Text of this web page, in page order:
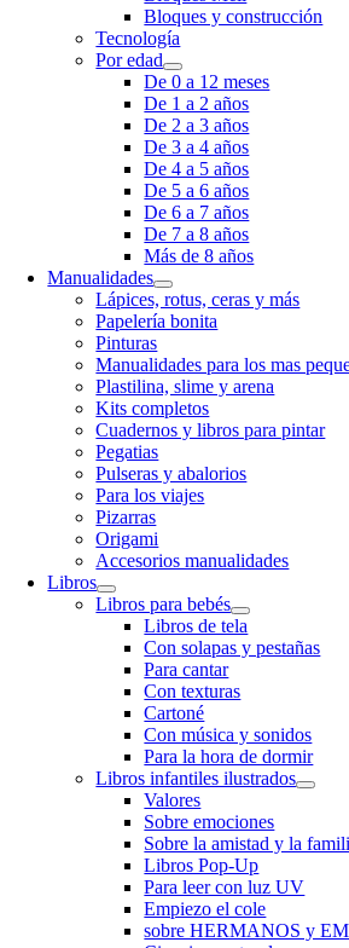
Bloques y construcción
Tecnología
Por edad
De 0 a 12 meses
De 1 a 2 años
De 2 a 3 años
De 3 a 4 años
De 4 a 5 años
De 5 a 6 años
De 6 a 7 años
De 7 a 8 años
Más de 8 años
Manualidades
Lápices, rotus, ceras y más
Papelería bonita
Pinturas
Manualidades para los mas
Plastilina, slime y arena
Kits completos
Cuadernos y libros para pintar
Pegatias
Pulseras y abalorios
Para los viajes
Pizarras
Origami
Accesorios manualidades
Libros
Libros para bebés
Libros de tela
Con solapas y pestañas
Para cantar
Con texturas
Cartoné
Con música y sonidos
Para la hora de dormir
Libros infantiles ilustrados
Valores
Sobre emociones
Sobre la amistad y la
Libros Pop-Up
Para leer con luz UV
Empiezo el cole
sobre HERMANOS y